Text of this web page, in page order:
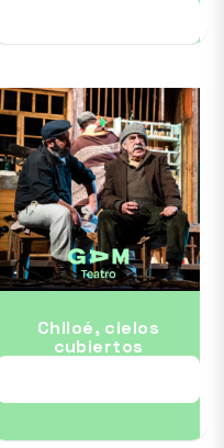
Chiloé, cielos
cubiertos